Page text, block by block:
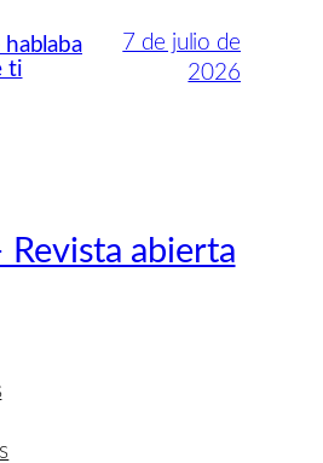
hablaba
ti
7 de julio de
2026
Revista abierta